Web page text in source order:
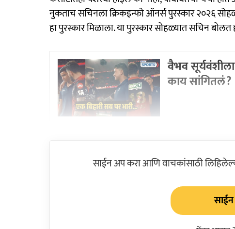
नुकताच सचिनला क्रिकइन्फो ऑनर्स पुरस्कार २०२६
हा पुरस्कार मिळाला. या पुरस्कार सोहळ्यात सचिन बोलत
वैभव
काय सांगितलं?
साईन अप करा आणि वाचकांसाठी